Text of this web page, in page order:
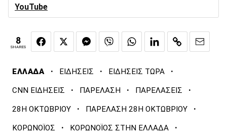
YouTube
8
SHARES
ΕΛΛΑΔΑ · ΕΙΔΗΣΕΙΣ · ΕΙΔΗΣΕΙΣ ΤΩΡΑ ·
CNN ΕΙΔΗΣΕΙΣ · ΠΑΡΕΛΑΣΗ · ΠΑΡΕΛΑΣΕΙΣ ·
28Η ΟΚΤΩΒΡΙΟΥ · ΠΑΡΕΛΑΣΗ 28Η ΟΚΤΩΒΡΙΟΥ ·
ΚΟΡΩΝΟΪΟΣ · ΚΟΡΩΝΟΪΟΣ ΣΤΗΝ ΕΛΛΑΔΑ ·